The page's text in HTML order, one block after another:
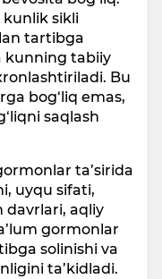
sikli
tartibga
kunning tabiiy
Bu
bog‘liq emas,
saqlash
ta’sirida
uyqu sifati,
davrlari, aqliy
gormonlar
solinishi va
ta’kidladi.